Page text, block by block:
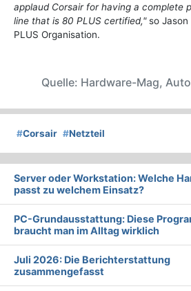
applaud Corsair for having a complete
line that is 80 PLUS certified,"so Jason
PLUS Organisation.
Quelle: Hardware-Mag,
#Corsair #Netzteil
Server oder Workstation: Welche
passt zu welchem Einsatz?
PC-Grundausstattung: Diese
braucht man im Alltag wirklich
Juli 2026: Die Bericht­erstattung
zusammengefasst